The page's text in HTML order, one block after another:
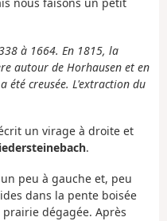
à 1664. En 1815, la
autour de Horhausen et en
été creusée. L'extraction du
un virage à droite et
.
peu à gauche et, peu
dans la pente boisée
dégagée. Après